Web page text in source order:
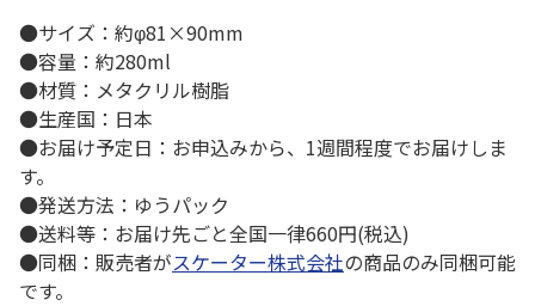
●サイズ：約φ81×90mm
●容量：約280ml
●材質：メタクリル樹脂
●生産国：日本
●お届け予定日：お申込みから、1週間程度でお届けしま
す。
●発送方法：ゆうパック
●送料等：お届け先ごと全国一律660円(税込)
●同梱：販売者がスケーター株式会社の商品のみ同梱可能
です。